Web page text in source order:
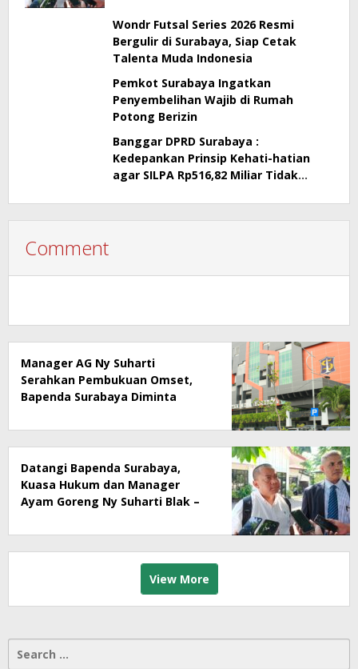
Wondr Futsal Series 2026 Resmi
Bergulir di Surabaya, Siap Cetak
Talenta Muda Indonesia
Pemkot Surabaya Ingatkan
Penyembelihan Wajib di Rumah
Potong Berizin
Banggar DPRD Surabaya :
Kedepankan Prinsip Kehati-hatian
agar SILPA Rp516,82 Miliar Tidak
Comment
Manager AG Ny Suharti
Serahkan Pembukuan Omset,
Bapenda Surabaya Diminta
Datangi Bapenda Surabaya,
Kuasa Hukum dan Manager
Ayam Goreng Ny Suharti Blak –
Penyimpangan Pajak
View More
Search